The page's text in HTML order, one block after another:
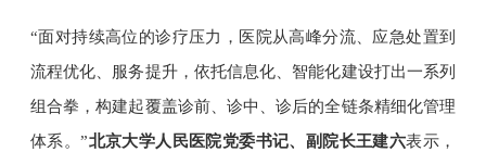
“面对持续高位的诊疗压力，医院从高峰分流、应急处置到
流程优化、服务提升，依托信息化、智能化建设打出一系列
组合拳，构建起覆盖诊前、诊中、诊后的全链条精细化管理
体系。”北京大学人民医院党委书记、副院长王建六表示，